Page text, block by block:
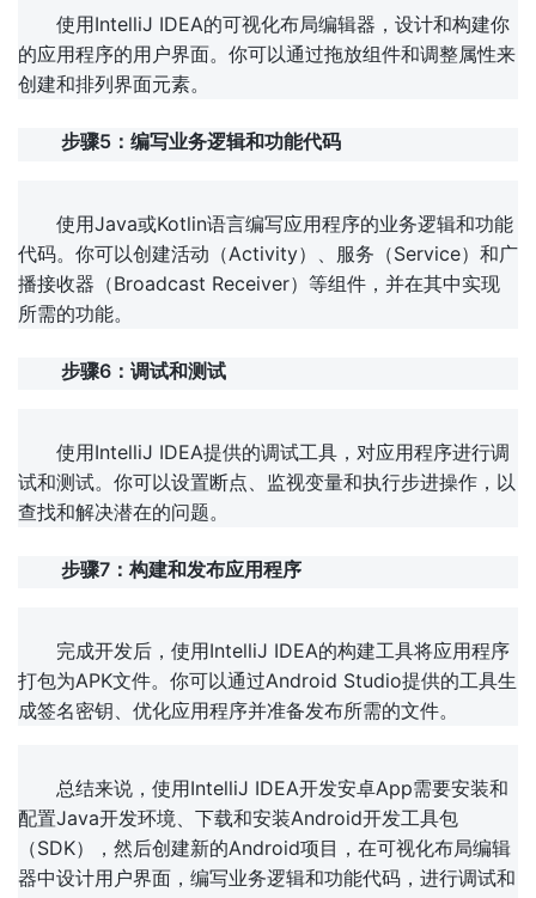
使用IntelliJ IDEA的可视化布局编辑器，设计和构建你
的应用程序的用户界面。你可以通过拖放组件和调整属性来
创建和排列界面元素。
步骤5：编写业务逻辑和功能代码
使用Java或Kotlin语言编写应用程序的业务逻辑和功能
代码。你可以创建活动（Activity）、服务（Service）和广
播接收器（Broadcast Receiver）等组件，并在其中实现
所需的功能。
步骤6：调试和测试
使用IntelliJ IDEA提供的调试工具，对应用程序进行调
试和测试。你可以设置断点、监视变量和执行步进操作，以
查找和解决潜在的问题。
步骤7：构建和发布应用程序
完成开发后，使用IntelliJ IDEA的构建工具将应用程序
打包为APK文件。你可以通过Android Studio提供的工具生
成签名密钥、优化应用程序并准备发布所需的文件。
总结来说，使用IntelliJ IDEA开发安卓App需要安装和
配置Java开发环境、下载和安装Android开发工具包
（SDK），然后创建新的Android项目，在可视化布局编辑
器中设计用户界面，编写业务逻辑和功能代码，进行调试和